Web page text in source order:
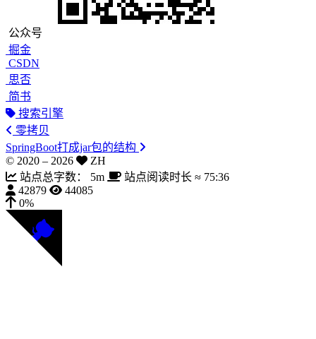
公众号
掘金
CSDN
思否
简书
搜索引擎
零拷贝
SpringBoot打成jar包的结构
© 2020 – 2026
ZH
站点总字数：
5m 站点阅读时长 ≈ 75:36
42879
44085
0%